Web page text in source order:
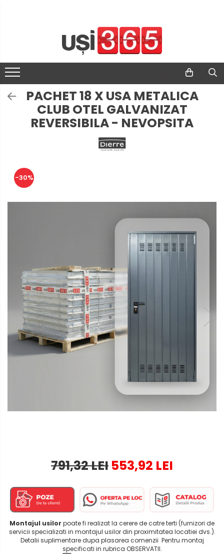
PACHET 18 X USA METALICA
CLUB OTEL GALVANIZAT
REVERSIBILA - NEVOPSITA
-30%
791,32 LEI 553,92 LEI
Montajul usilor poate fi realizat la cerere de catre terti (furnizori de
servicii specializati in montajul usilor din proximitatea locatiei dvs.).
Detalii suplimentare dupa plasarea comenzii Pentru montaj
specificati in rubrica OBSERVATII.